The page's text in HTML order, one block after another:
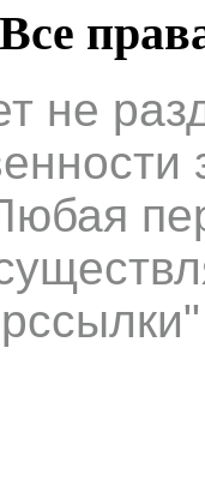
Все
не